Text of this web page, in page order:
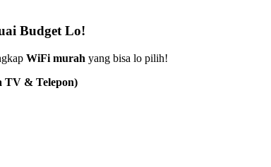
Budget Lo!
WiFi murah yang bisa lo pilih!
TV & Telepon)